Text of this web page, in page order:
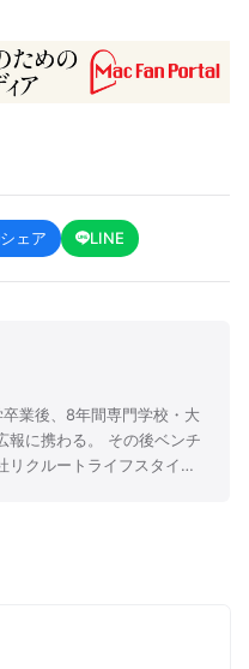
シェア LINE
業後、8年間専門学校・大
報に携わる。 その後ベンチ
リクルートライフスタイル